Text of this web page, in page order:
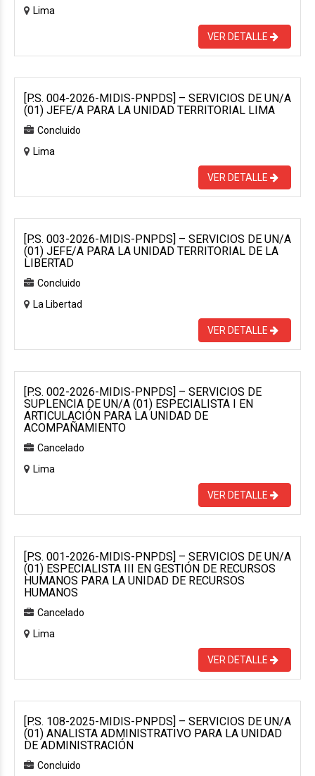
Lima
VER DETALLE
[P.S. 004-2026-MIDIS-PNPDS] – SERVICIOS DE UN/A
(01) JEFE/A PARA LA UNIDAD TERRITORIAL LIMA
Concluido
Lima
VER DETALLE
[P.S. 003-2026-MIDIS-PNPDS] – SERVICIOS DE UN/A
(01) JEFE/A PARA LA UNIDAD TERRITORIAL DE LA
LIBERTAD
Concluido
La Libertad
VER DETALLE
[P.S. 002-2026-MIDIS-PNPDS] – SERVICIOS DE
SUPLENCIA DE UN/A (01) ESPECIALISTA I EN
ARTICULACIÓN PARA LA UNIDAD DE
ACOMPAÑAMIENTO
Cancelado
Lima
VER DETALLE
[P.S. 001-2026-MIDIS-PNPDS] – SERVICIOS DE UN/A
(01) ESPECIALISTA III EN GESTIÓN DE RECURSOS
HUMANOS PARA LA UNIDAD DE RECURSOS
HUMANOS
Cancelado
Lima
VER DETALLE
[P.S. 108-2025-MIDIS-PNPDS] – SERVICIOS DE UN/A
(01) ANALISTA ADMINISTRATIVO PARA LA UNIDAD
DE ADMINISTRACIÓN
Concluido